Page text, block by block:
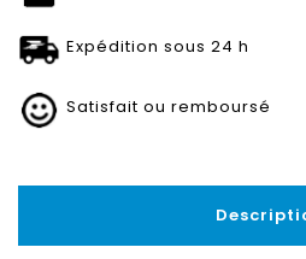
Expédition sous 24 h
Satisfait ou remboursé